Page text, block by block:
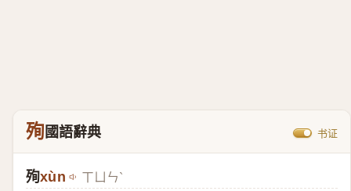
殉國語辭典 书证
殉xùn ㄒㄩㄣˋ